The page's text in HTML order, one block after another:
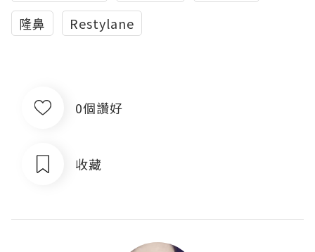
隆鼻
Restylane
0個讚好
收藏